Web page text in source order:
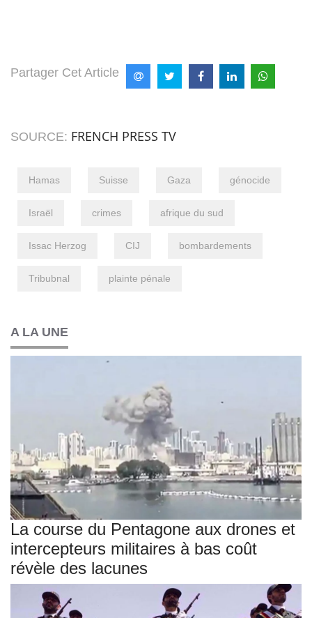
Partager Cet Article
SOURCE: FRENCH PRESS TV
Hamas Suisse Gaza génocide
Israël crimes afrique du sud
Issac Herzog CIJ bombardements
Tribubnal plainte pénale
A LA UNE
La course du Pentagone aux drones et
intercepteurs militaires à bas coût
révèle des lacunes